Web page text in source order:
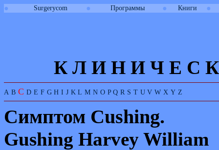
● Surgerycom ● Программы ● Книги ●
К Л И Н И Ч Е С К
A B C D E F G H I J K L M N O P Q R S T U V W X Y Z
Симптом Cushing.
Gushing Harvey William